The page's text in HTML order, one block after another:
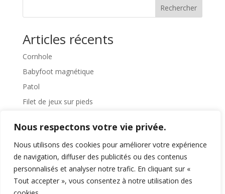
Nous respectons votre vie privée.
Nous utilisons des cookies pour améliorer votre expérience
de navigation, diffuser des publicités ou des contenus
personnalisés et analyser notre trafic. En cliquant sur «
Tout accepter », vous consentez à notre utilisation des
Rechercher
Articles récents
Cornhole
Babyfoot magnétique
Patol
Filet de jeux sur pieds
Commentaires récents
Aucun commentaire à afficher.